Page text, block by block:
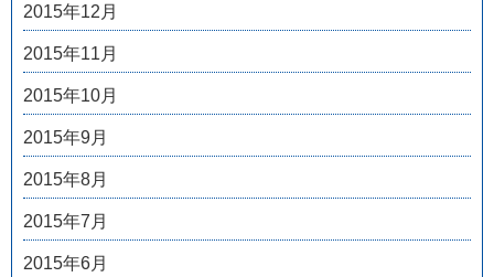
2015年12月
2015年11月
2015年10月
2015年9月
2015年8月
2015年7月
2015年6月